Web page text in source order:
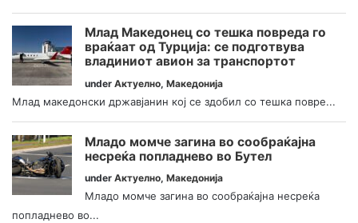
Млад Македонец со тешка повреда го
враќаат од Турција: се подготвува
владиниот авион за транспортот
under Актуелно, Македонија
Млад македонски државјанин кој се здобил со тешка повре...
Младо момче загина во сообраќајна
несреќа попладнево во Бутел
under Актуелно, Македонија
Младо момче загина во сообраќајна несреќа
попладнево во...